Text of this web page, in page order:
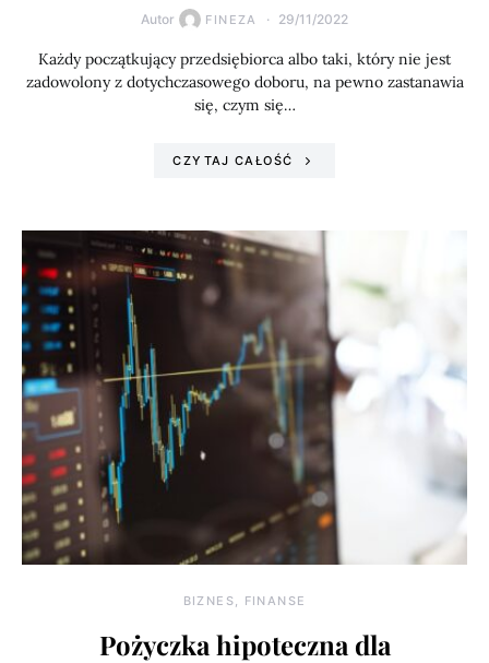
Autor FINEZA 29/11/2022
Każdy początkujący przedsiębiorca albo taki, który nie jest
zadowolony z dotychczasowego doboru, na pewno zastanawia
się, czym się…
CZYTAJ CAŁOŚĆ
BIZNES, FINANSE
Pożyczka hipoteczna dla